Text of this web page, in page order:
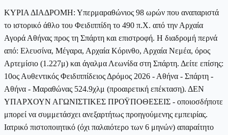
ΚΥΡΙΑ ΔΙΑΔΡΟΜΗ: Υπερμαραθώνιος 98 ωρών που αναπαριστά
το ιστορικό άθλο του Φειδιππίδη το 490 π.Χ. από την Αρχαία
Αγορά Αθήνας προς τη Σπάρτη και επιστροφή. Η διαδρομή περνά
από: Ελευσίνα, Μέγαρα, Αρχαία Κόρινθο, Αρχαία Νεμέα, όρος
Αρτεμίσιο (1.227μ) και άγαλμα Λεωνίδα στη Σπάρτη. Δείτε επίσης:
10ος Αυθεντικός Φειδιππίδειος Δρόμος 2026 - Αθήνα - Σπάρτη -
Αθήνα - Μαραθώνας 524.9χλμ (προαιρετική επέκταση). ΔΕΝ
ΥΠΑΡΧΟΥΝ ΑΓΩΝΙΣΤΙΚΕΣ ΠΡΟΫΠΟΘΕΣΕΙΣ - οποιοσδήποτε
μπορεί να συμμετάσχει ανεξαρτήτως προηγούμενης εμπειρίας.
Ιατρικό πιστοποιητικό (όχι παλαιότερο των 6 μηνών) απαραίτητο